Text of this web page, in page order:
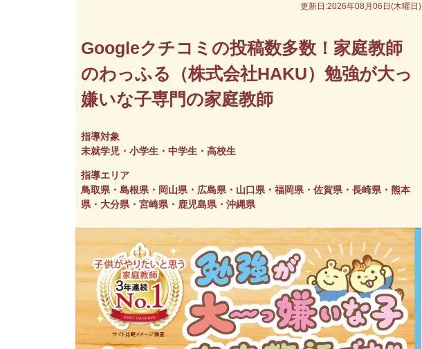
更新日:2026年08月06日(木曜日)
Googleクチコミの投稿数多数！家庭教師
のわっふる（株式会社HAKU）勉強が大っ
嫌いな子専門の家庭教師
指導対象
未就学児・小学生・中学生・高校生
指導エリア
鳥取県・島根県・岡山県・広島県・山口県・福岡県・佐賀県・長崎県・熊本
県・大分県・宮崎県・鹿児島県・沖縄県